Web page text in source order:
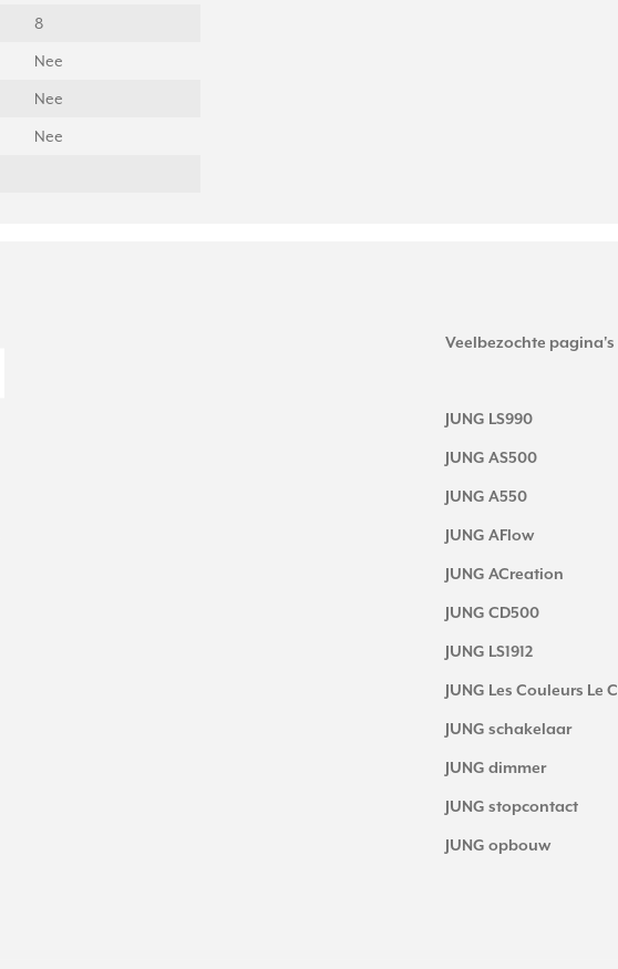
8
Nee
Nee
Nee
Veelbezochte pagina's
JUNG LS990
JUNG AS500
JUNG A550
JUNG AFlow
JUNG ACreation
JUNG CD500
JUNG LS1912
JUNG Les Couleurs Le
JUNG schakelaar
JUNG dimmer
JUNG stopcontact
JUNG opbouw